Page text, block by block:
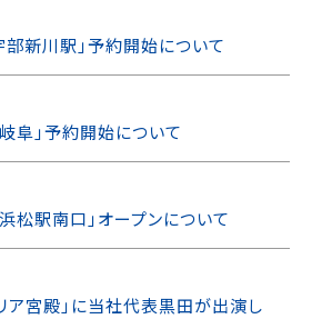
新川駅」予約開始について
阜」予約開始について
松駅南口」オープンについて
ア宮殿」に当社代表黒田が出演し